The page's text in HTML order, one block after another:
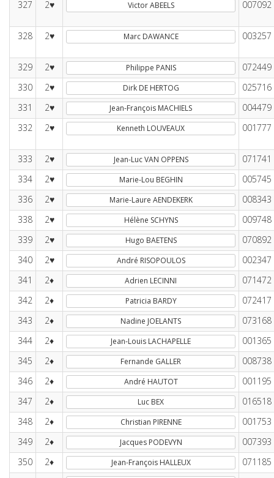
327
2♥ Victor ABEELS 007092
328 2♥ Marc DAWANCE 003257
329 2♥ Philippe PANIS
072449
330
2♥ Dirk DE HERTOG
025716
331
2♥ Jean-François MACHIELS
004479
332
2♥ Kenneth LOUVEAUX 001777
333 2♥ Jean-Luc VAN OPPENS
071741
334
2♥ Marie-Lou BEGHIN
005745
336
2♥ Marie-Laure AENDEKERK
008343
338
2♥ Hélène SCHYNS
009748
339
2♥ Hugo BAETENS
070892
340
2♥ André RISOPOULOS
002347
341
2♦ Adrien LECINNI
071472
342
2♦ Patricia BARDY
072417
343
2♦ Nadine JOELANTS
073168
344
2♦ Jean-Louis LACHAPELLE
001365
345
2♦ Fernande GALLER
008738
346
2♦ André HAUTOT
001195
347
2♦ Luc BEX
016518
348
2♦ Christian PIRENNE
001753
349
2♦ Jacques PODEVYN
007393
350
2♦ Jean-François HALLEUX
071185